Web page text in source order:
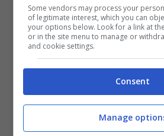
capi di raccontare
sovrastarsi.
Culotte in lana
Leculotte in lana grigio
pantalone qualunque.
Some vendors may process your
of legitimate interest, which you can
your options below. Look for a link at
or in the site menu to manage or
and cookie settings.
Consent
Manage